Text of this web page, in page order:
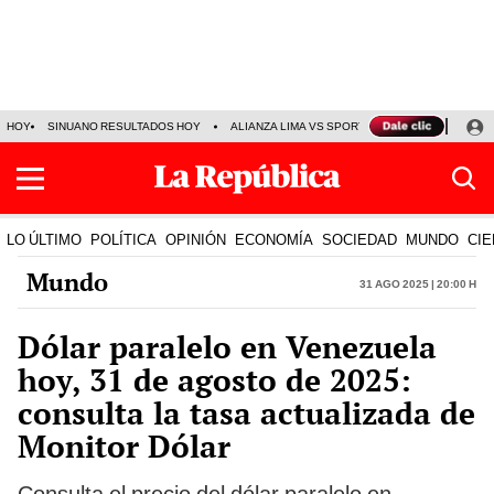
HOY SINUANO RESULTADOS HOY ALIANZA LIMA VS SPORT BOYS JORGE
LO ÚLTIMO POLÍTICA OPINIÓN ECONOMÍA SOCIEDAD MUNDO
Mundo 31 Ago 2025 | 20:00 h
Dólar paralelo en Venezuela
hoy, 31 de agosto de 2025:
consulta la tasa actualizada de
Monitor Dólar